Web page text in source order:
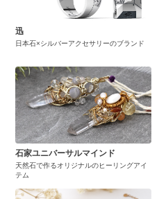
迅
日本石×シルバーアクセサリーのブランド
石家ユニバーサルマインド
天然石で作るオリジナルのヒーリングアイ
テム